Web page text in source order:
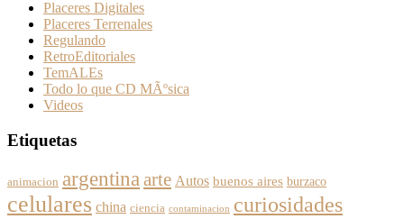
Placeres Digitales
Placeres Terrenales
Regulando
RetroEditoriales
TemALEs
Todo lo que CD MÃºsica
Videos
Etiquetas
animacion argentina arte Autos buenos aires burzaco
celulares china ciencia contaminacion curiosidades